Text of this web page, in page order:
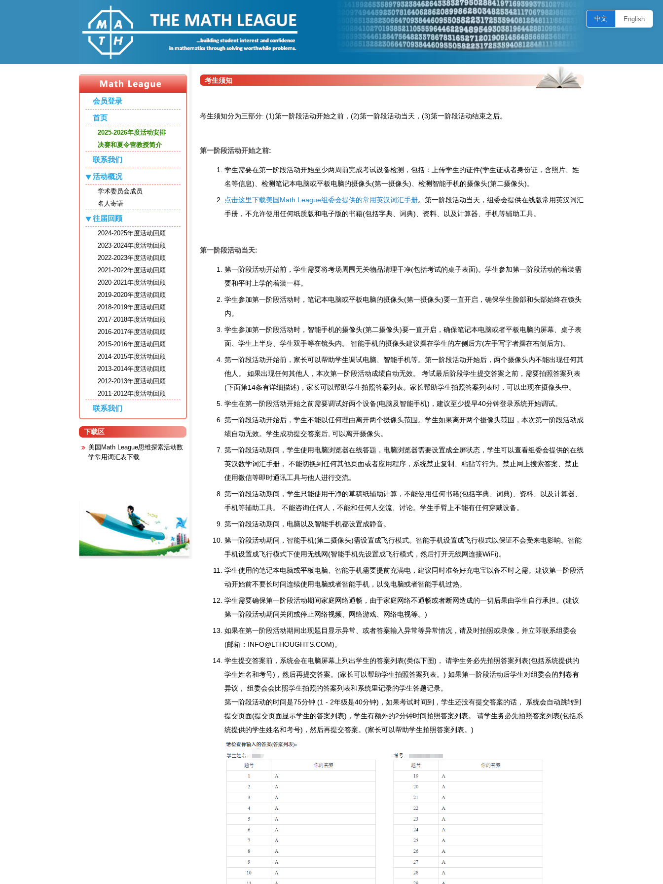
中文 English
会员登录
首页
2025-2026年度活动安排
决赛和夏令营教授简介
联系我们
活动概况
学术委员会成员
名人寄语
往届回顾
2024-2025年度活动回顾
2023-2024年度活动回顾
2022-2023年度活动回顾
2021-2022年度活动回顾
2020-2021年度活动回顾
2019-2020年度活动回顾
2018-2019年度活动回顾
2017-2018年度活动回顾
2016-2017年度活动回顾
2015-2016年度活动回顾
2014-2015年度活动回顾
2013-2014年度活动回顾
2012-2013年度活动回顾
2011-2012年度活动回顾
联系我们
下载区
美国Math League思维探索活动数
学常用词汇表下载
考生须知
考生须知分为三部分: (1)第一阶段活动开始之前，(2)第一阶段活动当天，(3)第一阶段活动结束之后。
第一阶段活动开始之前:
学生需要在第一阶段活动开始至少两周前完成考试设备检测，包括：上传学生的证件(学生证或者身份证，含照片、姓
名等信息)、检测笔记本电脑或平板电脑的摄像头(第一摄像头)、检测智能手机的摄像头(第二摄像头)。
点击这里下载美国Math League组委会提供的常用英汉词汇手册。第一阶段活动当天，组委会提供在线版常用英汉词汇
手册，不允许使用任何纸质版和电子版的书籍(包括字典、词典)、资料、以及计算器、手机等辅助工具。
第一阶段活动当天:
第一阶段活动开始前，学生需要将考场周围无关物品清理干净(包括考试的桌子表面)。学生参加第一阶段活动的着装需
要和平时上学的着装一样。
学生参加第一阶段活动时，笔记本电脑或平板电脑的摄像头(第一摄像头)要一直开启，确保学生脸部和头部始终在镜头
内。
学生参加第一阶段活动时，智能手机的摄像头(第二摄像头)要一直开启，确保笔记本电脑或者平板电脑的屏幕、桌子表
面、学生上半身、学生双手等在镜头内。 智能手机的摄像头建议摆在学生的左侧后方(左手写字者摆在右侧后方)。
第一阶段活动开始前，家长可以帮助学生调试电脑、智能手机等。第一阶段活动开始后，两个摄像头内不能出现任何其
他人。 如果出现任何其他人，本次第一阶段活动成绩自动无效。 考试最后阶段学生提交答案之前，需要拍照答案列表
(下面第14条有详细描述)，家长可以帮助学生拍照答案列表。家长帮助学生拍照答案列表时，可以出现在摄像头中。
学生在第一阶段活动开始之前需要调试好两个设备(电脑及智能手机)，建议至少提早40分钟登录系统开始调试。
第一阶段活动开始后，学生不能以任何理由离开两个摄像头范围。学生如果离开两个摄像头范围，本次第一阶段活动成
绩自动无效。学生成功提交答案后, 可以离开摄像头。
第一阶段活动期间，学生使用电脑浏览器在线答题，电脑浏览器需要设置成全屏状态，学生可以查看组委会提供的在线
英汉数学词汇手册， 不能切换到任何其他页面或者应用程序，系统禁止复制、粘贴等行为。禁止网上搜索答案、禁止
使用微信等即时通讯工具与他人进行交流。
第一阶段活动期间，学生只能使用干净的草稿纸辅助计算，不能使用任何书籍(包括字典、词典)、资料、以及计算器、
手机等辅助工具。 不能咨询任何人，不能和任何人交流、讨论。学生手臂上不能有任何穿戴设备。
第一阶段活动期间，电脑以及智能手机都设置成静音。
第一阶段活动期间，智能手机(第二摄像头)需设置成飞行模式。智能手机设置成飞行模式以保证不会受来电影响。智能
手机设置成飞行模式下使用无线网(智能手机先设置成飞行模式，然后打开无线网连接WiFi)。
学生使用的笔记本电脑或平板电脑、智能手机需要提前充满电，建议同时准备好充电宝以备不时之需。建议第一阶段活
动开始前不要长时间连续使用电脑或者智能手机，以免电脑或者智能手机过热。
学生需要确保第一阶段活动期间家庭网络通畅，由于家庭网络不通畅或者断网造成的一切后果由学生自行承担。(建议
第一阶段活动期间关闭或停止网络视频、网络游戏、网络电视等。)
如果在第一阶段活动期间出现题目显示异常、或者答案输入异常等异常情况，请及时拍照或录像，并立即联系组委会
(邮箱：INFO@LTHOUGHTS.COM)。
学生提交答案前，系统会在电脑屏幕上列出学生的答案列表(类似下图)， 请学生务必先拍照答案列表(包括系统提供的
学生姓名和考号)，然后再提交答案。(家长可以帮助学生拍照答案列表。) 如果第一阶段活动后学生对组委会的判卷有
异议， 组委会会比照学生拍照的答案列表和系统里记录的学生答题记录。
第一阶段活动的时间是75分钟 (1 - 2年级是40分钟)，如果考试时间到，学生还没有提交答案的话， 系统会自动跳转到
提交页面(提交页面显示学生的答案列表)，学生有额外的2分钟时间拍照答案列表。 请学生务必先拍照答案列表(包括系
统提供的学生姓名和考号)，然后再提交答案。(家长可以帮助学生拍照答案列表。)